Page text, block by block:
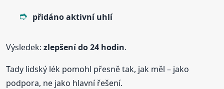
přidáno aktivní uhlí
Výsledek:zlepšení do 24 hodin.
Tady lidský lék pomohl přesně tak, jak měl – jako
podpora, ne jako hlavní řešení.